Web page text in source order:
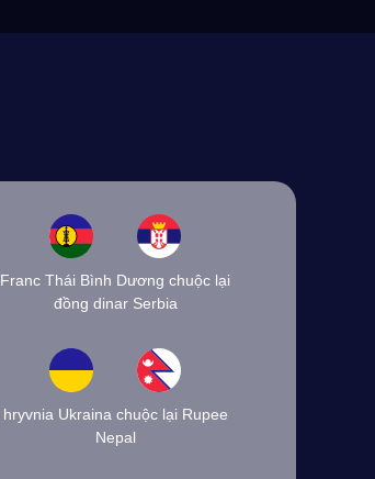
Franc Thái Bình Dương chuộc lại
đồng dinar Serbia
hryvnia Ukraina chuộc lại Rupee
Nepal